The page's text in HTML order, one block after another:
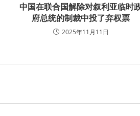
中国在联合国解除对叙利亚临时
府总统的制裁中投了弃权票
2025年11月11日